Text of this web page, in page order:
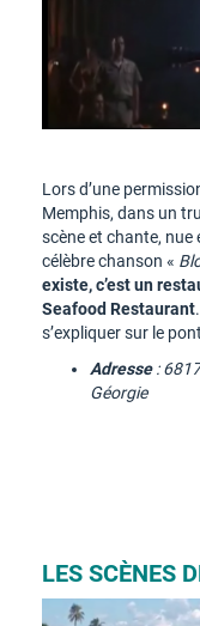
Lors d’une
Memphis, dans un
scène et chante, nue
célèbre chanson «
existe, c’est un
Seafood Restaurant
s’expliquer sur le
Adresse:
Géorgie
LES SCÈNES